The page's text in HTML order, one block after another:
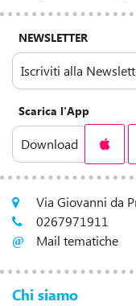
NEWSLETTER
Iscriviti alla
Scarica l'App
Download
Via Giovanni da
0267971911
Mail tematiche
Chi siamo